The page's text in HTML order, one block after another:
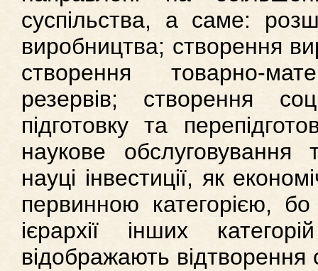
суспільства, а саме:
виробництва; створення
створення товарно-
резервів; створення
підготовку та
наукове
науці інвестиції, як
первинною категорією,
ієрархії інших
відображають відтворення